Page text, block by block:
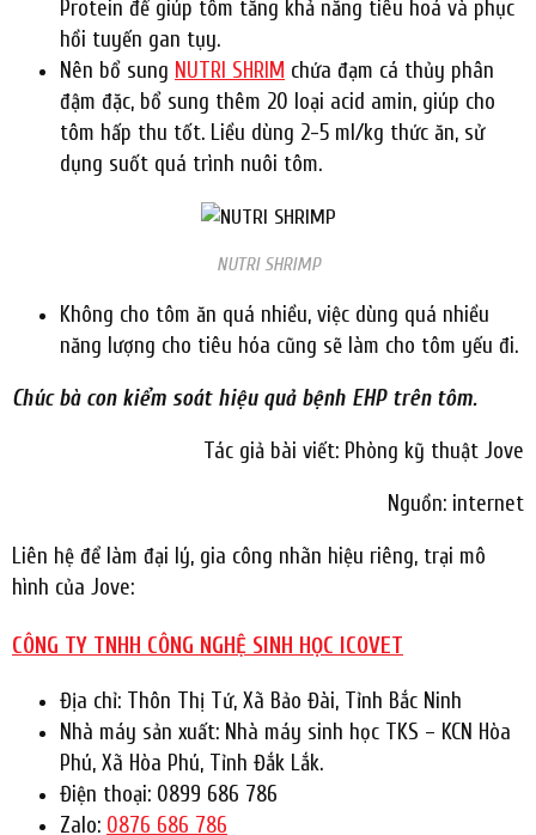
Protein để giúp tôm tăng khả năng tiêu hoá và phục
hồi tuyến gan tụy.
Nên bổ sung NUTRI SHRIM chứa đạm cá thủy phân
đậm đặc, bổ sung thêm 20 loại acid amin, giúp cho
tôm hấp thu tốt. Liều dùng 2-5 ml/kg thức ăn, sử
dụng suốt quá trình nuôi tôm.
NUTRI SHRIMP
Không cho tôm ăn quá nhiều, việc dùng quá nhiều
năng lượng cho tiêu hóa cũng sẽ làm cho tôm yếu đi.
Chúc bà con kiểm soát hiệu quả bệnh EHP trên tôm.
Tác giả bài viết: Phòng kỹ thuật Jove
Nguồn: internet
Liên hệ để làm đại lý, gia công nhãn hiệu riêng, trại mô
hình của Jove:
CÔNG TY TNHH CÔNG NGHỆ SINH HỌC ICOVET
Địa chỉ: Thôn Thị Tứ, Xã Bảo Đài, Tỉnh Bắc Ninh
Nhà máy sản xuất: Nhà máy sinh học TKS – KCN Hòa
Phú, Xã Hòa Phú, Tỉnh Đắk Lắk.
Điện thoại: 0899 686 786
Zalo: 0876 686 786